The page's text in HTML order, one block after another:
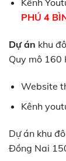
Kênh
PHÚ 4
Dự án khu
Quy mô 160
Website
Kênh
Dự án khu
Đồng Nai